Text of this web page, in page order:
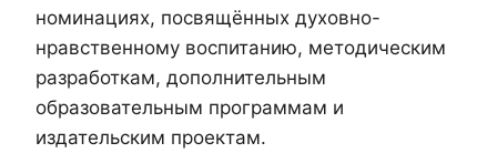
номинациях, посвящённых духовно-
нравственному воспитанию, методическим
разработкам, дополнительным
образовательным программам и
издательским проектам.